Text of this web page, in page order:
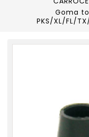
Goma
PKS/XL/FL/